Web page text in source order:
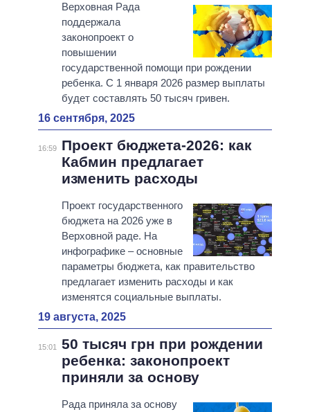
Верховная Рада
поддержала
законопроект о
повышении
государственной помощи при рождении
ребенка. С 1 января 2026 размер выплаты
будет составлять 50 тысяч гривен.
16 сентября, 2025
16:59
Проект бюджета-2026: как
Кабмин предлагает
изменить расходы
Проект государственного
бюджета на 2026 уже в
Верховной раде. На
инфографике – основные
параметры бюджета, как правительство
предлагает изменить расходы и как
изменятся социальные выплаты.
19 августа, 2025
15:01
50 тысяч грн при рождении
ребенка: законопроект
приняли за основу
Рада приняла за основу